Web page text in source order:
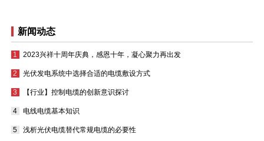
新闻动态
2023兴祥十周年庆典，感恩十年，凝心聚力再出发
光伏发电系统中选择合适的电缆敷设方式
【行业】控制电缆的创新意识探讨
电线电缆基本知识
浅析光伏电缆替代常规电缆的必要性